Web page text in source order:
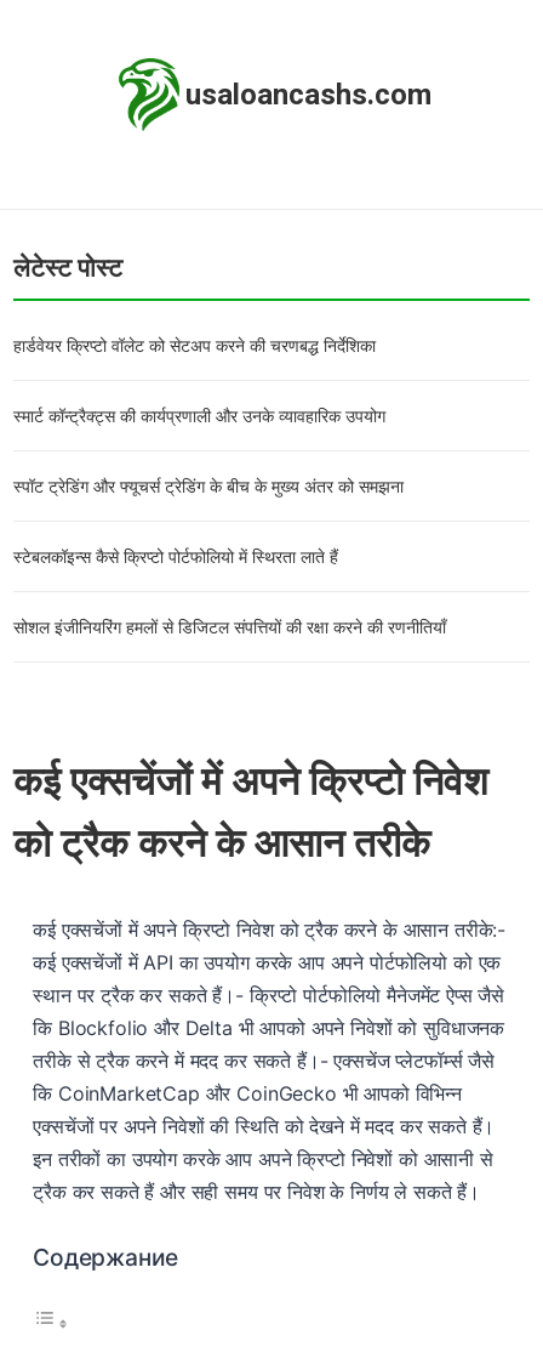
usaloancashs.com
लेटेस्ट पोस्ट
हार्डवेयर क्रिप्टो वॉलेट को सेटअप करने की चरणबद्ध निर्देशिका
स्मार्ट कॉन्ट्रैक्ट्स की कार्यप्रणाली और उनके व्यावहारिक उपयोग
स्पॉट ट्रेडिंग और फ्यूचर्स ट्रेडिंग के बीच के मुख्य अंतर को समझना
स्टेबलकॉइन्स कैसे क्रिप्टो पोर्टफोलियो में स्थिरता लाते हैं
सोशल इंजीनियरिंग हमलों से डिजिटल संपत्तियों की रक्षा करने की रणनीतियाँ
कई एक्सचेंजों में अपने क्रिप्टो निवेश
को ट्रैक करने के आसान तरीके
कई एक्सचेंजों में अपने क्रिप्टो निवेश को ट्रैक करने के आसान तरीके:-
कई एक्सचेंजों में API का उपयोग करके आप अपने पोर्टफोलियो को एक
स्थान पर ट्रैक कर सकते हैं।- क्रिप्टो पोर्टफोलियो मैनेजमेंट ऐप्स जैसे
कि Blockfolio और Delta भी आपको अपने निवेशों को सुविधाजनक
तरीके से ट्रैक करने में मदद कर सकते हैं।- एक्सचेंज प्लेटफॉर्म्स जैसे
कि CoinMarketCap और CoinGecko भी आपको विभिन्न
एक्सचेंजों पर अपने निवेशों की स्थिति को देखने में मदद कर सकते हैं।
इन तरीकों का उपयोग करके आप अपने क्रिप्टो निवेशों को आसानी से
ट्रैक कर सकते हैं और सही समय पर निवेश के निर्णय ले सकते हैं।
Содержание